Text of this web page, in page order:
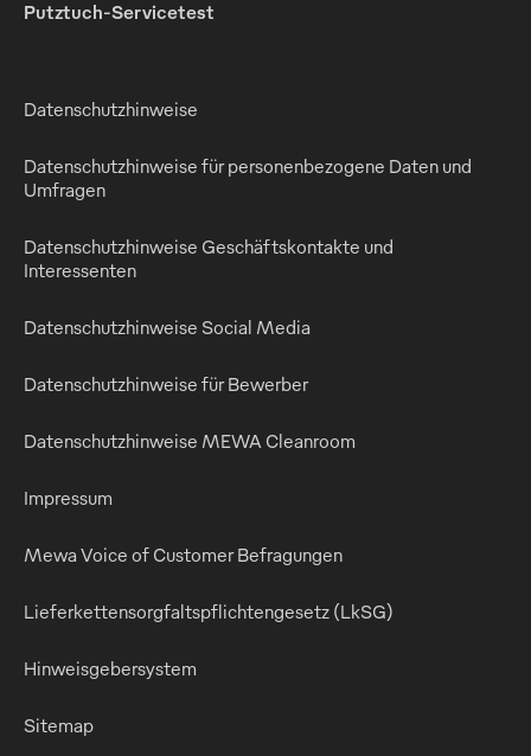
Putztuch-Servicetest
Datenschutzhinweise
Datenschutzhinweise für personenbezogene Daten und
Umfragen
Datenschutzhinweise Geschäftskontakte und
Interessenten
Datenschutzhinweise Social Media
Datenschutzhinweise für Bewerber
Datenschutzhinweise MEWA Cleanroom
Impressum
Mewa Voice of Customer Befragungen
Lieferkettensorgfaltspflichtengesetz (LkSG)
Hinweisgebersystem
Sitemap